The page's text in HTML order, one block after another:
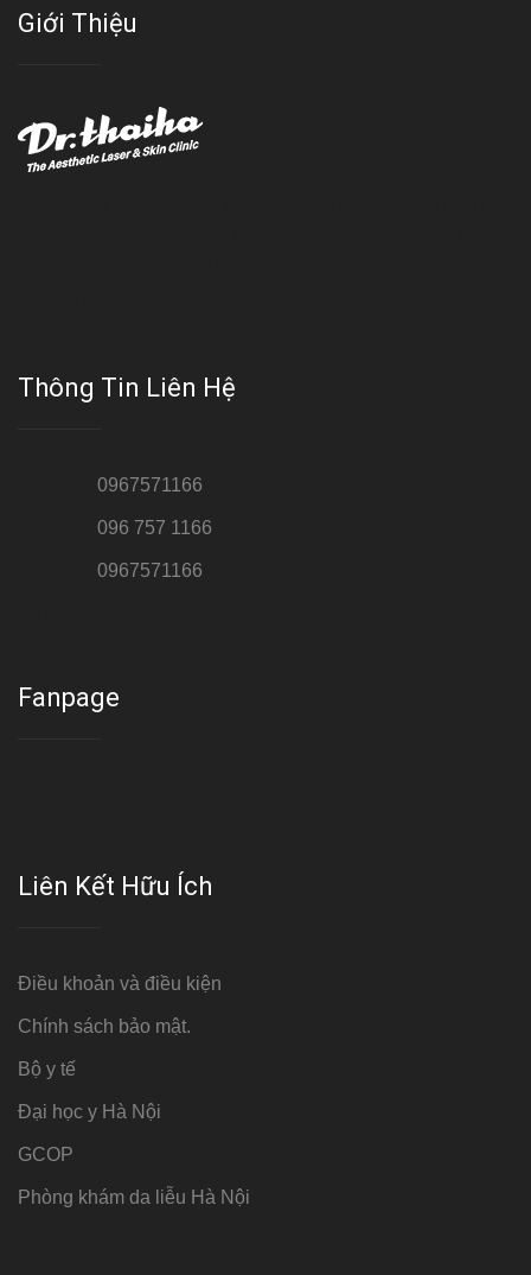
Giới Thiệu
Thông Tin Liên Hệ
0967571166
096 757 1166
0967571166
Fanpage
Liên Kết Hữu Ích
Điều khoản và điều kiện
Chính sách bảo mật.
Bộ y tế
Đại học y Hà Nội
GCOP
Phòng khám da liễu Hà Nội